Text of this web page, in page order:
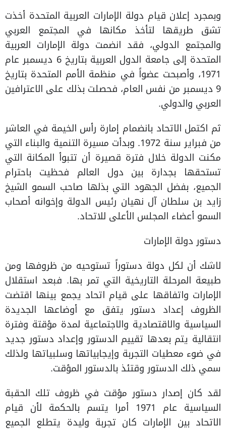
وبمجرد إعلان قيام دولة الإمارات العربية المتحدة أخذت
تشق طريقها لتأخذ مكانها في المجتمع العربي
والمجتمع الدولي، فقد انضمت دولة الإمارات العربية
المتحدة إلى جامعة الدول العربية بتاريخ 6 ديسمبر عام
1971، وأصبحت عضواً في منظمة الأمم المتحدة بتاريخ
9 ديسمبر من نفس العام، فحصلت بذلك على الاعترافين
العربي والدولي.
ثم اكتمل الاتحاد بانضمام إمارة رأس الخيمة في العاشر
من فبراير سنة 1972. وبدأت مسيرة التنمية والبناء التي
مكنت الدولة خلال فترة قصيرة أن تتبوأ المكانة التي
تستحقها بجدارة بين دول العالم فحظيت باحترام
الجميع، بفضل الجهود التي بذلها صاحب السمو الشيخ
زايد بن سلطان آل نهيان رئيس الدولة وإخوانه أصحاب
السمو أعضاء المجلس الأعلى للاتحاد.
دستور دولة الإمارات
لاشك أن لكل دولة دستوراً تستوحيه من ظروفها ومن
طبيعة المرحلة التاريخية التي تمر بها. فبعد استقلال
الإمارات واتفاقها على قيام اتحاد يجمع بينها اقتضت
الظروف إعداد دستور يتفق مع أوضاعها الجديدة
السياسية والاقتصادية والاجتماعية لمدة مؤقتة وفترة
انتقالية يتم بعدها تقييم الدستور وإعداد دستور جديد
في ضوء معطيات التجربة وإيجابياتها وسلبياتها ولذلك
سمي ذلك الدستور وقتئذ بالدستور المؤقت.
لقد كان إصدار دستور مؤقت في ظروف تلك الحقبة
السياسية عام 1971 أمرا يتسم بالحكمة لأن قيام
الاتحاد بين الإمارات كان تجربة وليدة يتطلع الجميع